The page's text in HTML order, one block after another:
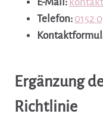
Telefon: 0152
Ergänzung
Richtlinie